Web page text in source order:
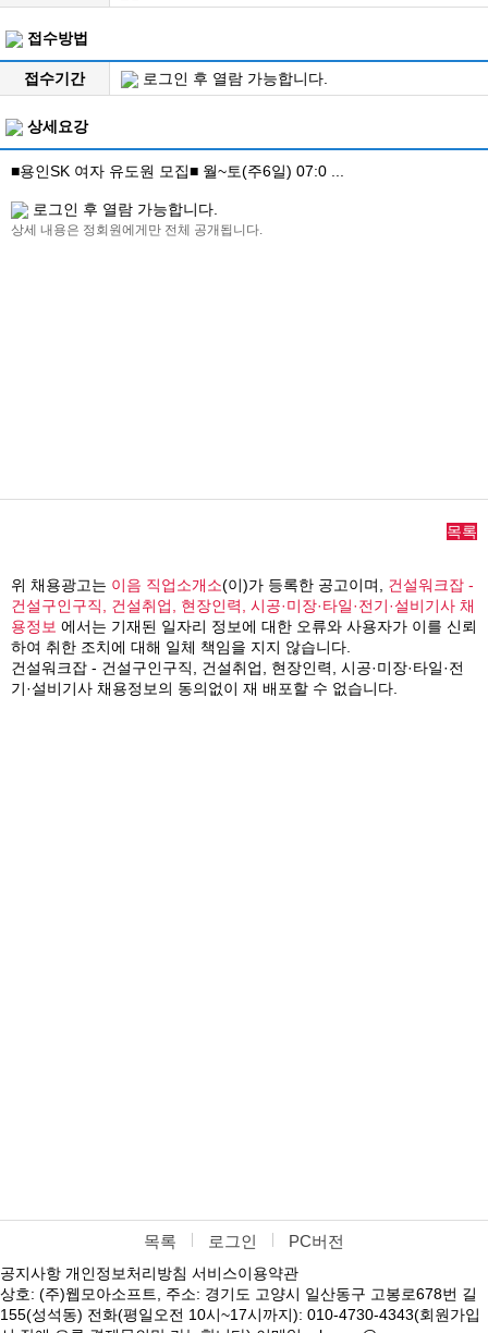
접수방법
접수기간 로그인 후 열람 가능합니다.
상세요강
■용인SK 여자 유도원 모집■ 월~토(주6일) 07:0 ...
로그인 후 열람 가능합니다.
상세 내용은 정회원에게만 전체 공개됩니다.
목록
위 채용광고는 이음 직업소개소(이)가 등록한 공고이며, 건설워크잡 -
건설구인구직, 건설취업, 현장인력, 시공·미장·타일·전기·설비기사 채
용정보 에서는 기재된 일자리 정보에 대한 오류와 사용자가 이를 신뢰
하여 취한 조치에 대해 일체 책임을 지지 않습니다.
건설워크잡 - 건설구인구직, 건설취업, 현장인력, 시공·미장·타일·전
기·설비기사 채용정보의 동의없이 재 배포할 수 없습니다.
목록 로그인 PC버전
공지사항 개인정보처리방침 서비스이용약관
상호: (주)웹모아소프트, 주소: 경기도 고양시 일산동구 고봉로678번 길
155(성석동) 전화(평일오전 10시~17시까지): 010-4730-4343(회원가입